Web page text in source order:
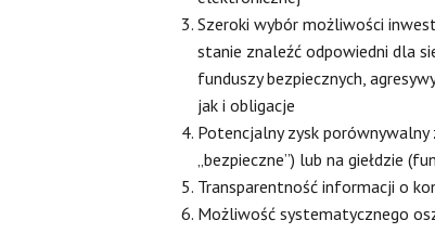
Szeroki wybór możliwości
stanie znaleźć odpowiedni dla
funduszy bezpiecznych,
jak i obligacje
Potencjalny zysk
„bezpieczne”) lub na giełdzie
Transparentność informacji o
Możliwość systematycznego